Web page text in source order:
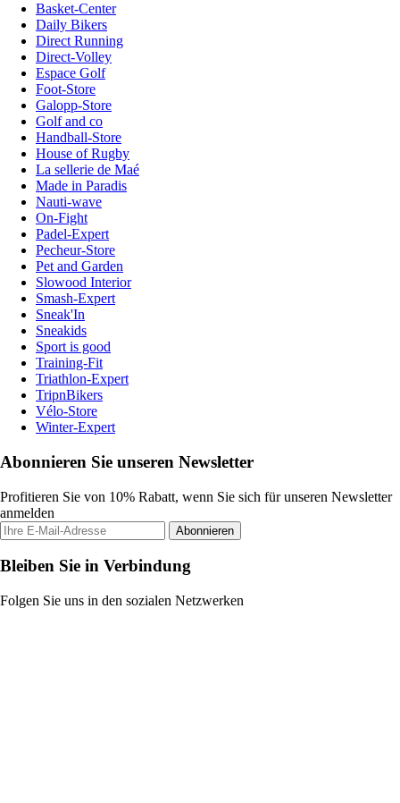
Basket-Center
Daily Bikers
Direct Running
Direct-Volley
Espace Golf
Foot-Store
Galopp-Store
Golf and co
Handball-Store
House of Rugby
La sellerie de Maé
Made in Paradis
Nauti-wave
On-Fight
Padel-Expert
Pecheur-Store
Pet and Garden
Slowood Interior
Smash-Expert
Sneak'In
Sneakids
Sport is good
Training-Fit
Triathlon-Expert
TripnBikers
Vélo-Store
Winter-Expert
Abonnieren Sie unseren Newsletter
Profitieren Sie von 10% Rabatt, wenn Sie sich für unseren Newsletter
anmelden
Abonnieren
Bleiben Sie in Verbindung
Folgen Sie uns in den sozialen Netzwerken